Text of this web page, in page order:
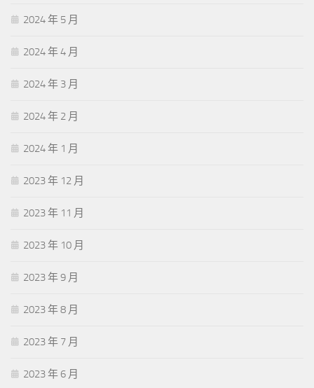
2024 年 5 月
2024 年 4 月
2024 年 3 月
2024 年 2 月
2024 年 1 月
2023 年 12 月
2023 年 11 月
2023 年 10 月
2023 年 9 月
2023 年 8 月
2023 年 7 月
2023 年 6 月